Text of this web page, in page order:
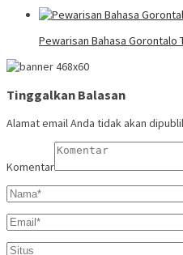
Pewarisan Bahasa Gorontalo
Tinggalkan Balasan
Alamat email Anda tidak akan
Komentar